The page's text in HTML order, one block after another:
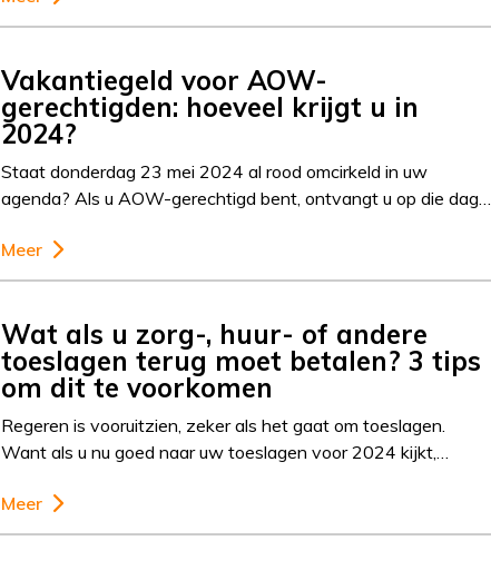
Vakantiegeld voor AOW-
gerechtigden: hoeveel krijgt u in
2024?
Staat donderdag 23 mei 2024 al rood omcirkeld in uw
agenda? Als u AOW-gerechtigd bent, ontvangt u op die dag…
Meer
Wat als u zorg-, huur- of andere
toeslagen terug moet betalen? 3 tips
om dit te voorkomen
Regeren is vooruitzien, zeker als het gaat om toeslagen.
Want als u nu goed naar uw toeslagen voor 2024 kijkt,…
Meer